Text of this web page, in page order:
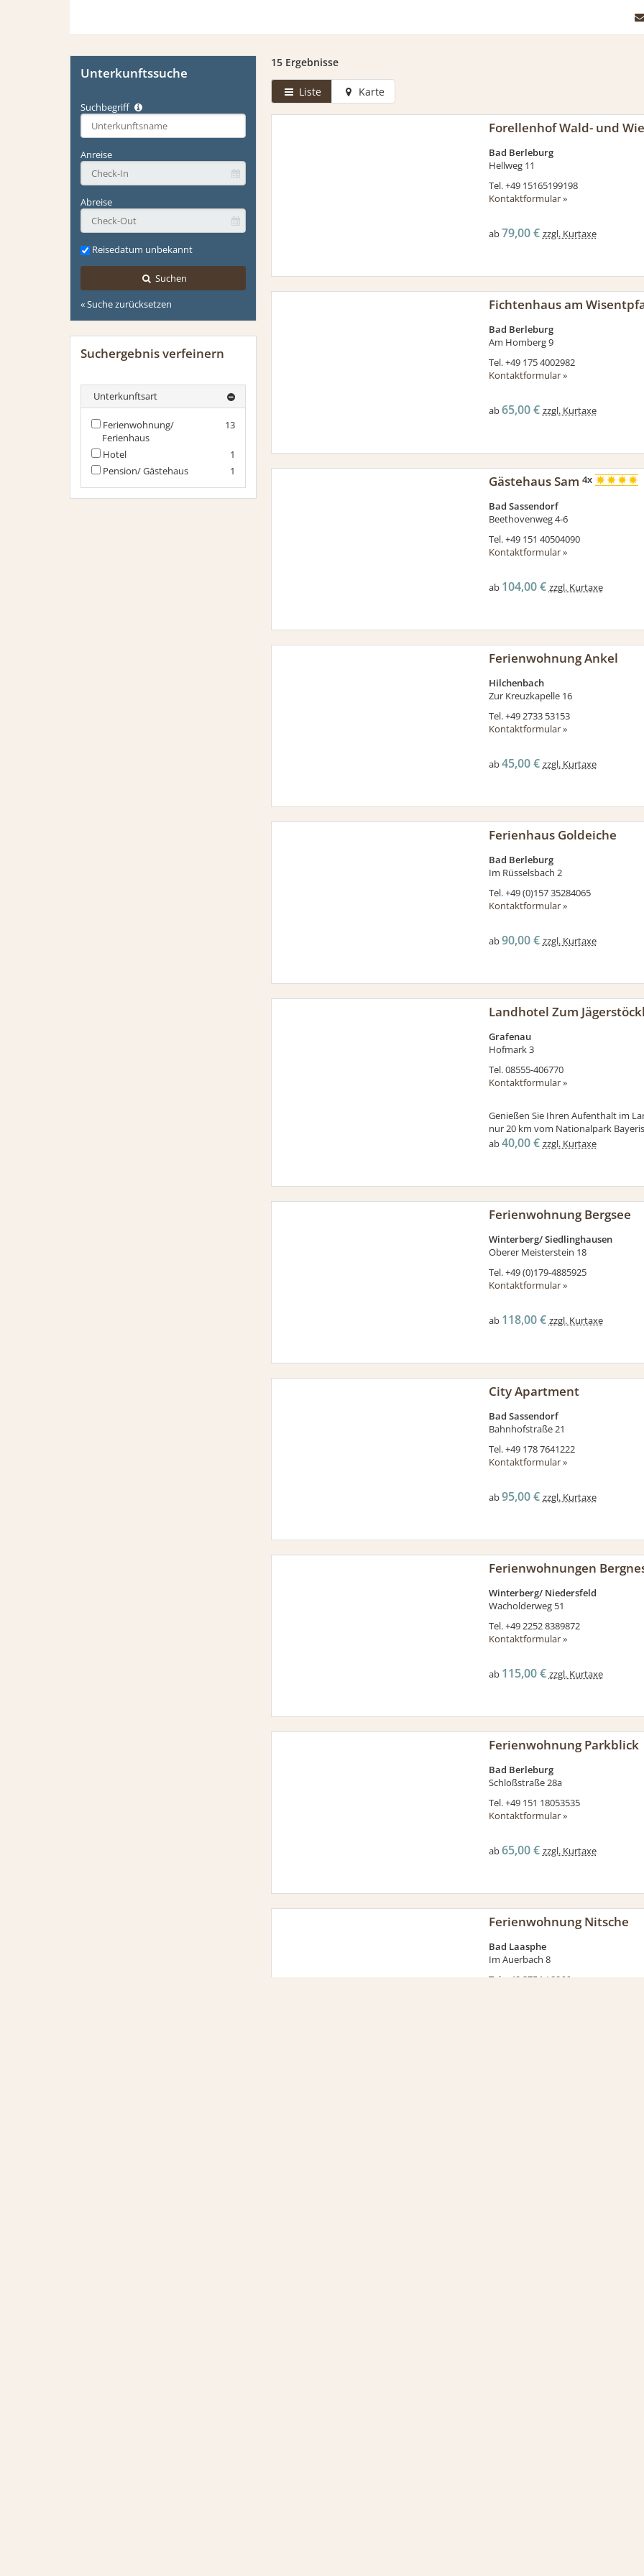
15 Ergebnisse
Liste Karte
Forellenhof Wald- und
Bad Berleburg
Hellweg 11
Tel.+49 15165199198
Kontaktformular »
ab79,00 € zzgl. Kurtaxe
Fichtenhaus am
Bad Berleburg
Am Homberg 9
Tel.+49 175 4002982
Kontaktformular »
ab65,00 € zzgl. Kurtaxe
Gästehaus Sam 4x
Bad Sassendorf
Beethovenweg 4-6
Tel.+49 151 40504090
Kontaktformular »
ab 104,00 € zzgl. Kurtaxe
Ferienwohnung Ankel
Hilchenbach
Zur Kreuzkapelle 16
Tel.+49 2733 53153
Kontaktformular »
ab45,00 € zzgl. Kurtaxe
Ferienhaus Goldeiche
Bad Berleburg
Im Rüsselsbach 2
Tel.+49 (0)157 35284065
Kontaktformular »
ab90,00 € zzgl. Kurtaxe
Landhotel Zum Jägerstöckl
Grafenau
Hofmark 3
Tel.08555-406770
Kontaktformular »
Genießen Sie Ihren Aufenthalt im
nur 20 km vom Nationalpark
ab40,00 € zzgl. Kurtaxe
Ferienwohnung Bergsee
Winterberg/ Siedlinghausen
Oberer Meisterstein 18
Tel.+49 (0)179-4885925
Kontaktformular »
ab 118,00 € zzgl. Kurtaxe
City Apartment
Bad Sassendorf
Bahnhofstraße 21
Tel.+49 178 7641222
Kontaktformular »
ab95,00 € zzgl. Kurtaxe
Ferienwohnungen
Winterberg/ Niedersfeld
Wacholderweg 51
Tel.+49 2252 8389872
Kontaktformular »
ab 115,00 € zzgl. Kurtaxe
Ferienwohnung Parkblick
Bad Berleburg
Schloßstraße 28a
Tel.+49 151 18053535
Kontaktformular »
ab65,00 € zzgl. Kurtaxe
Ferienwohnung Nitsche
Bad Laasphe
Im Auerbach 8
Tel.
+49 2754 / 8966
Unterkunftssuche
Suchbegriff
Anreise
Abreise
Reisedatum unbekannt
Suchen
« Suche zurücksetzen
Suchergebnis verfeinern
Unterkunftsart
13
Ferienwohnung/
Ferienhaus
1
Hotel
1
Pension/ Gästehaus